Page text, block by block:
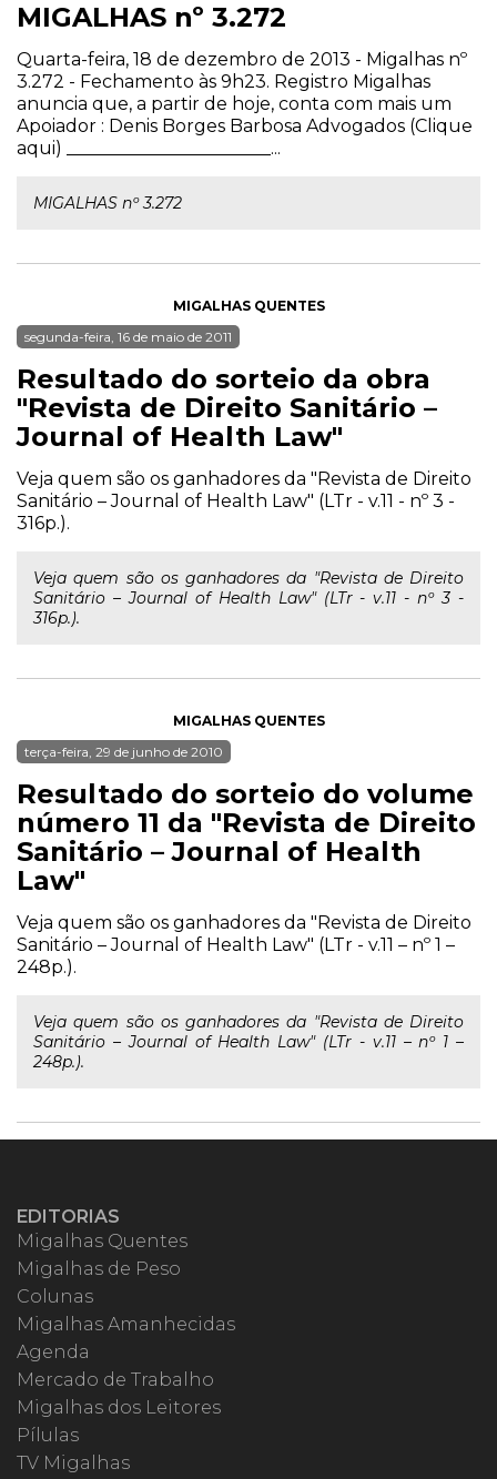
MIGALHAS nº 3.272
Quarta-feira, 18 de dezembro de 2013 - Migalhas nº
3.272 - Fechamento às 9h23. Registro Migalhas
anuncia que, a partir de hoje, conta com mais um
Apoiador : Denis Borges Barbosa Advogados (Clique
aqui) _______________________...
MIGALHAS nº 3.272
MIGALHAS QUENTES
segunda-feira, 16 de maio de 2011
Resultado do sorteio da obra
"Revista de Direito Sanitário –
Journal of Health Law"
Veja quem são os ganhadores da "Revista de Direito
Sanitário – Journal of Health Law" (LTr - v.11 - nº 3 -
316p.).
Veja quem são os ganhadores da "Revista de Direito
Sanitário – Journal of Health Law" (LTr - v.11 - nº 3 -
316p.).
MIGALHAS QUENTES
terça-feira, 29 de junho de 2010
Resultado do sorteio do volume
número 11 da "Revista de Direito
Sanitário – Journal of Health
Law"
Veja quem são os ganhadores da "Revista de Direito
Sanitário – Journal of Health Law" (LTr - v.11 – nº 1 –
248p.).
Veja quem são os ganhadores da "Revista de Direito
Sanitário – Journal of Health Law" (LTr - v.11 – nº 1 –
248p.).
EDITORIAS
Migalhas Quentes
Migalhas de Peso
Colunas
Migalhas Amanhecidas
Agenda
Mercado de Trabalho
Migalhas dos Leitores
Pílulas
TV Migalhas